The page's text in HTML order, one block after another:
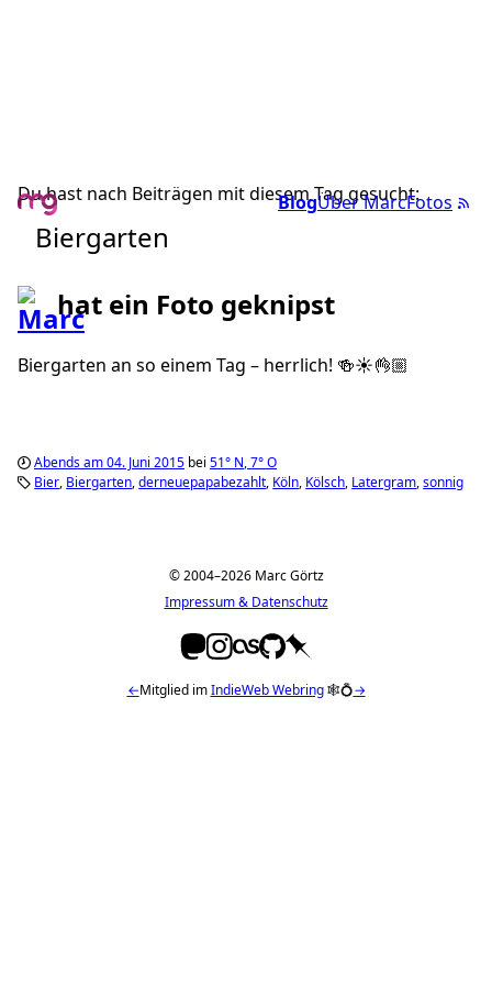
BlogÜber MarcFotos
Du hast nach Beiträgen mit diesem Tag gesucht:
Biergarten
hat ein Foto geknipst
Biergarten an so einem Tag – herrlich! 🍻☀️👌🏼
Abends am 04. Juni 2015 bei 51° N,7°O
Bier Biergarten derneuepapabezahlt Köln Kölsch Latergram sonnig
© 2004–2026 Marc Görtz
Impressum & Datenschutz
←Mitglied imIndieWeb Webring🕸💍→